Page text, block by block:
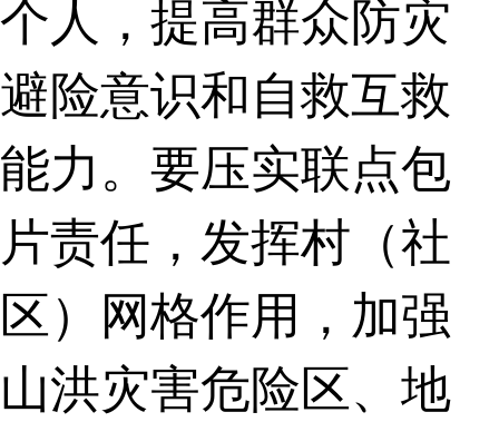
个人，提高群众防灾
避险意识和自救互救
能力。要压实联点包
片责任，发挥村（社
区）网格作用，加强
山洪灾害危险区、地